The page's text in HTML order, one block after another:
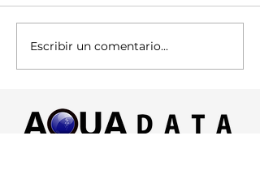
Aqua Data anuncia la
primera designación de
Escribir un comentario...